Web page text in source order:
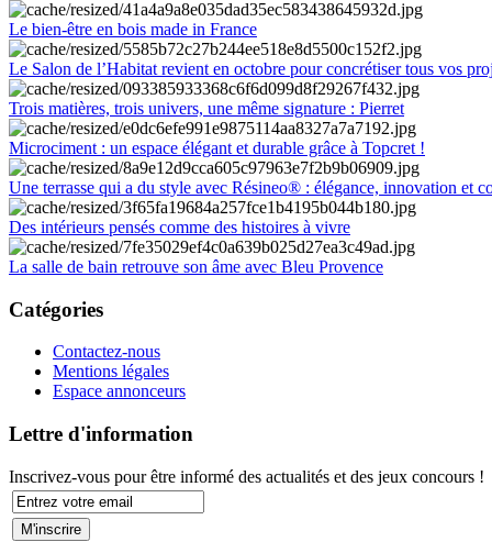
Le bien-être en bois made in France
Le Salon de l’Habitat revient en octobre pour concrétiser tous vos
Trois matières, trois univers, une même signature : Pierret
Microciment : un espace élégant et durable grâce à Topcret !
Une terrasse qui a du style avec Résineo® : élégance, innovation et
Des intérieurs pensés comme des histoires à vivre
La salle de bain retrouve son âme avec Bleu Provence
Catégories
Contactez-nous
Mentions légales
Espace annonceurs
Lettre d'information
Inscrivez-vous pour être informé des actualités et des jeux concours !